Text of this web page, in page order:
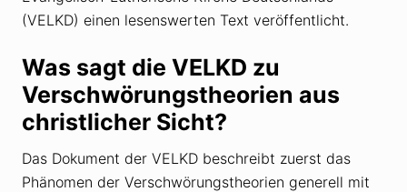
(VELKD) einen lesenswerten Text veröffentlicht.
Was sagt die VELKD zu
Verschwörungstheorien aus
christlicher Sicht?
Das Dokument der VELKD beschreibt zuerst das
Phänomen der Verschwörungstheorien generell mit